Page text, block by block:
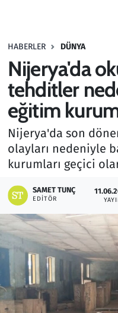
HABERLER DÜNYA
Nijerya'da
tehditler
eğitim
Nijerya'da son
olayları nedeniyle
kurumları geçici
SAMET TUNÇ
EDITÖR
Haber
Kültür Sanat
Kurumsal
Lezzet Durağı
Memur ve Kamu
Otomobil
Oyun
Ramazan
Resmi İlanlar